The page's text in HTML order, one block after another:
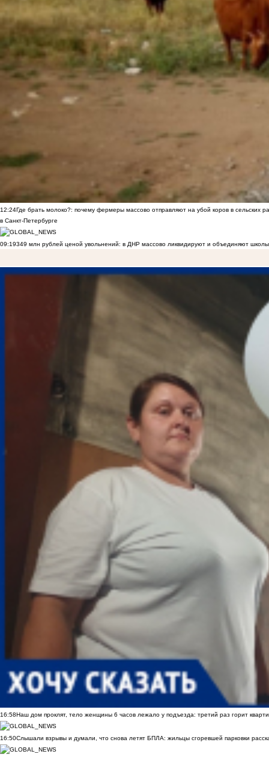
12:24Где брать молоко?: почему фермеры массово отправляют на убой коров в сельских
в Санкт-Петербурге
09:19349 млн рублей ценой увольнений: в ДНР массово ликвидируют и объединяют
16:58Наш дом проклят, тело женщины 6 часов лежало у подъезда: третий раз горит
16:50Слышали взрывы и думали, что снова летят БПЛА: жильцы сгоревшей парковки